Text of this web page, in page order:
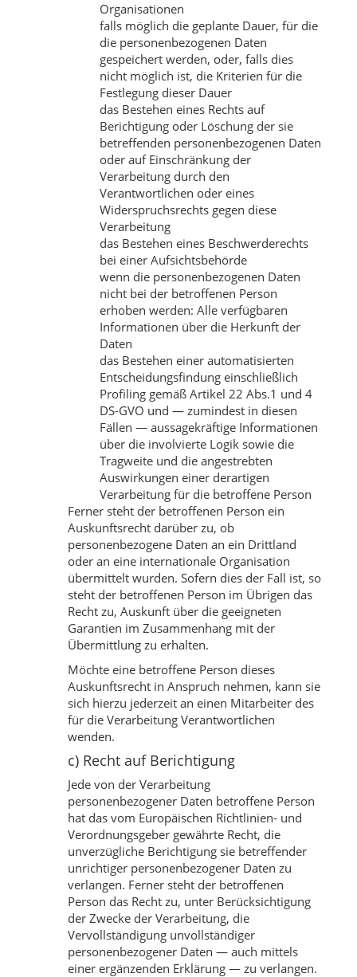
Organisationen
falls möglich die geplante Dauer, für die
die personenbezogenen Daten
gespeichert werden, oder, falls dies
nicht möglich ist, die Kriterien für die
Festlegung dieser Dauer
das Bestehen eines Rechts auf
Berichtigung oder Löschung der sie
betreffenden personenbezogenen Daten
oder auf Einschränkung der
Verarbeitung durch den
Verantwortlichen oder eines
Widerspruchsrechts gegen diese
Verarbeitung
das Bestehen eines Beschwerderechts
bei einer Aufsichtsbehörde
wenn die personenbezogenen Daten
nicht bei der betroffenen Person
erhoben werden: Alle verfügbaren
Informationen über die Herkunft der
Daten
das Bestehen einer automatisierten
Entscheidungsfindung einschließlich
Profiling gemäß Artikel 22 Abs.1 und 4
DS-GVO und — zumindest in diesen
Fällen — aussagekräftige Informationen
über die involvierte Logik sowie die
Tragweite und die angestrebten
Auswirkungen einer derartigen
Verarbeitung für die betroffene Person
Ferner steht der betroffenen Person ein
Auskunftsrecht darüber zu, ob
personenbezogene Daten an ein Drittland
oder an eine internationale Organisation
übermittelt wurden. Sofern dies der Fall ist, so
steht der betroffenen Person im Übrigen das
Recht zu, Auskunft über die geeigneten
Garantien im Zusammenhang mit der
Übermittlung zu erhalten.
Möchte eine betroffene Person dieses
Auskunftsrecht in Anspruch nehmen, kann sie
sich hierzu jederzeit an einen Mitarbeiter des
für die Verarbeitung Verantwortlichen
wenden.
c) Recht auf Berichtigung
Jede von der Verarbeitung
personenbezogener Daten betroffene Person
hat das vom Europäischen Richtlinien- und
Verordnungsgeber gewährte Recht, die
unverzügliche Berichtigung sie betreffender
unrichtiger personenbezogener Daten zu
verlangen. Ferner steht der betroffenen
Person das Recht zu, unter Berücksichtigung
der Zwecke der Verarbeitung, die
Vervollständigung unvollständiger
personenbezogener Daten — auch mittels
einer ergänzenden Erklärung — zu verlangen.